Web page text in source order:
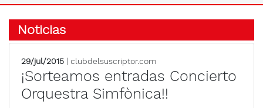
Noticias
29/jul/2015 | clubdelsuscriptor.com
¡Sorteamos entradas Concierto
Orquestra Simfònica!!